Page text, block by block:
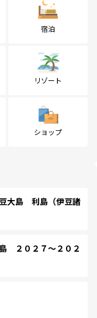
宿泊
リゾート
ショップ
大島 利島（伊豆諸
２０２７～２０２